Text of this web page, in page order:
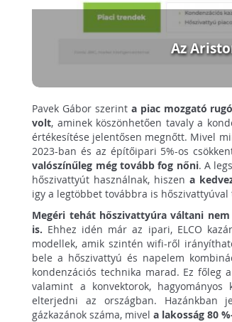
Az
Pavek Gábor szerint a piac mozgató
volt, aminek köszönhetően tavaly a
értékesítése jelentősen megnőtt. Mivel
2023-ban és az építőipari 5%-os
valószínűleg még tovább fog nőni. A
hőszivattyút használnak, hiszen a
igy a legtöbbet továbbra is
Megéri tehát hőszivattyúra váltani
is. Ehhez idén már az ipari, ELCO
modellek, amik szintén wifi-ről
bele a hőszivattyú és napelem
kondenzációs technika marad. Ez főleg
valamint a konvektorok,
elterjedni az országban.
gázkazánok száma, mivela lakosság 80